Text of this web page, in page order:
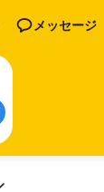
メッセージ